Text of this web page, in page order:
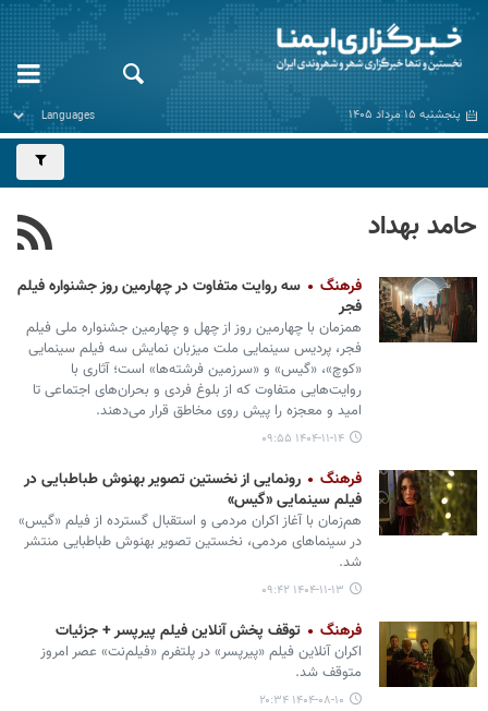
پنجشنبه ۱۵ مرداد ۱۴۰۵
حامد بهداد
فرهنگ
سه روایت متفاوت در چهارمین روز جشنواره فیلم
فجر
همزمان با چهارمین روز از چهل و چهارمین جشنواره ملی فیلم
فجر، پردیس سینمایی ملت میزبان نمایش سه فیلم سینمایی
«کوچ»، «گیس» و «سرزمین فرشته‌ها» است؛ آثاری با
روایت‌هایی متفاوت که از بلوغ فردی و بحران‌های اجتماعی تا
امید و معجزه را پیش روی مخاطق قرار می‌دهند.
۱۴۰۴-۱۱-۱۴ ۰۹:۵۵
فرهنگ
رونمایی از نخستین تصویر بهنوش طباطبایی در
فیلم سینمایی «گیس»
هم‌زمان با آغاز اکران مردمی و استقبال گسترده از فیلم «گیس»
در سینماهای مردمی، نخستین تصویر بهنوش طباطبایی منتشر
شد.
۱۴۰۴-۱۱-۱۳ ۰۹:۴۲
فرهنگ توقف پخش آنلاین فیلم پیرپسر + جزئیات
اکران آنلاین فیلم «پیرپسر» در پلتفرم «فیلم‌نت» عصر امروز
متوقف شد.
۱۴۰۴-۰۸-۱۰ ۲۰:۳۴